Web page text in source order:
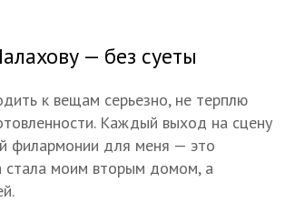
— без суеты
к вещам серьезно, не терплю
Каждый выход на сцену
филармонии для меня — это
стала моим вторым домом, а